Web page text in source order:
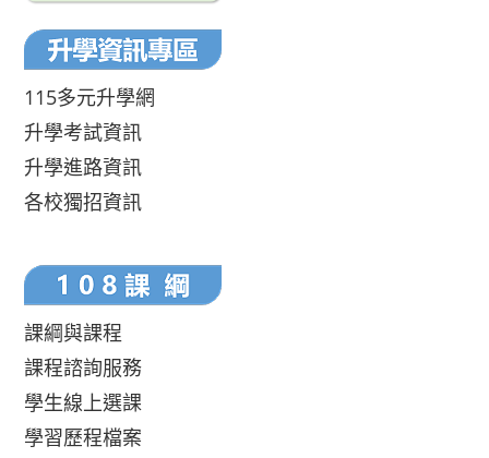
115多元升學網
升學考試資訊
升學進路資訊
各校獨招資訊
課綱與課程
課程諮詢服務
學生線上選課
學習歷程檔案